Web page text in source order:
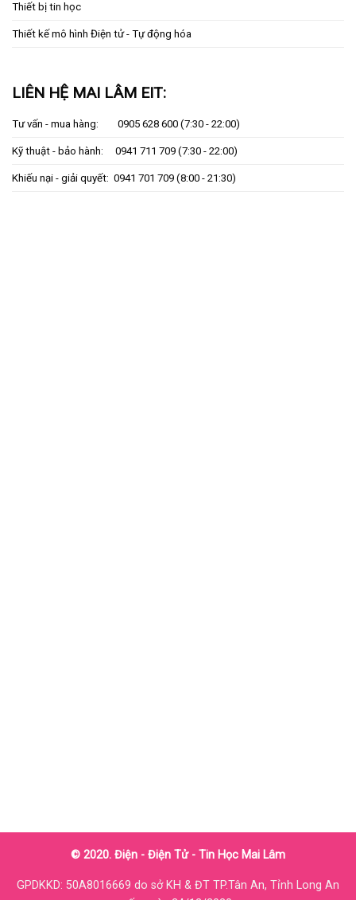
Thiết bị tin học
Thiết kế mô hình Điện tử - Tự động hóa
LIÊN HỆ MAI LÂM EIT:
Tư vấn - mua hàng: 0905 628 600 (7:30 - 22:00)
Kỹ thuật - bảo hành: 0941 711 709 (7:30 - 22:00)
Khiếu nại - giải quyết: 0941 701 709 (8:00 - 21:30)
© 2020. Điện - Điện Tử - Tin Học Mai Lâm
GPDKKD: 50A8016669 do sở KH & ĐT TP.Tân An, Tỉnh Long An